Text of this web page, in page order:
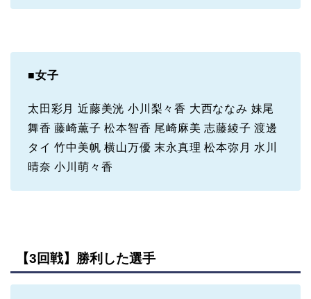
■女子
太田彩月 近藤美洸 小川梨々香 大西ななみ 妹尾
舞香 藤崎薫子 松本智香 尾崎麻美 志藤綾子 渡邊
タイ 竹中美帆 横山万優 末永真理 松本弥月 水川
晴奈 小川萌々香
【3回戦】勝利した選手